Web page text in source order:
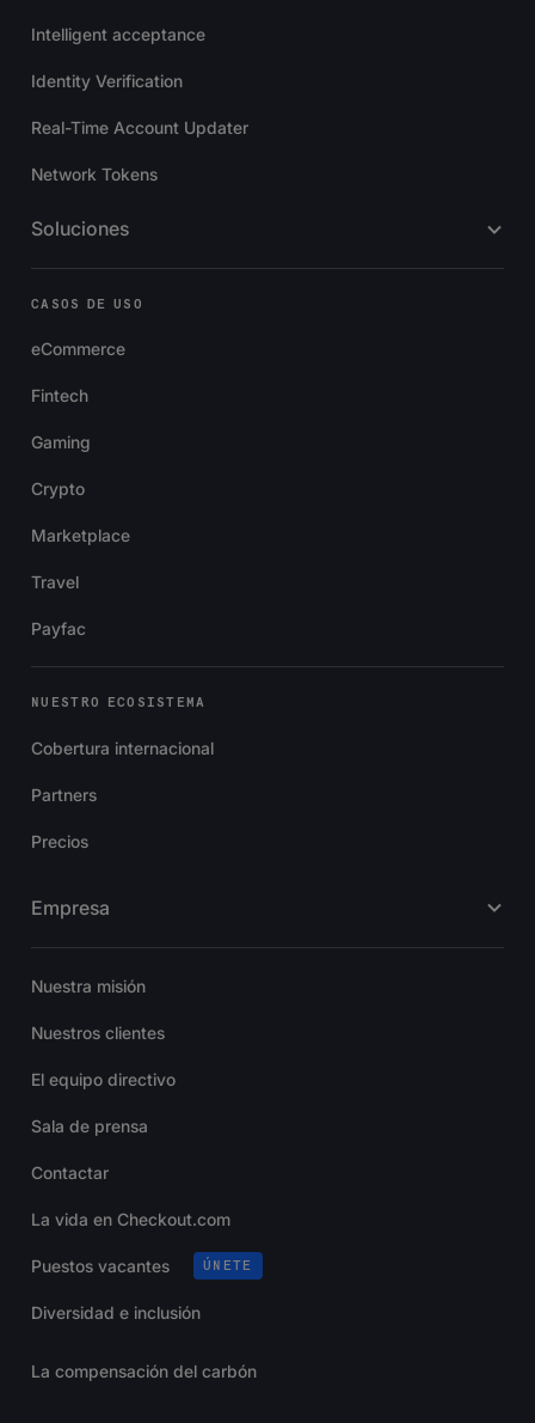
Intelligent acceptance
Identity Verification
Real-Time Account Updater
Network Tokens
Soluciones
CASOS DE USO
eCommerce
Fintech
Gaming
Crypto
Marketplace
Travel
Payfac
NUESTRO ECOSISTEMA
Cobertura internacional
Partners
Precios
Empresa
Nuestra misión
Nuestros clientes
El equipo directivo
Sala de prensa
Contactar
La vida en Checkout.com
Puestos vacantes ÚNETE
Diversidad e inclusión
La compensación del carbón